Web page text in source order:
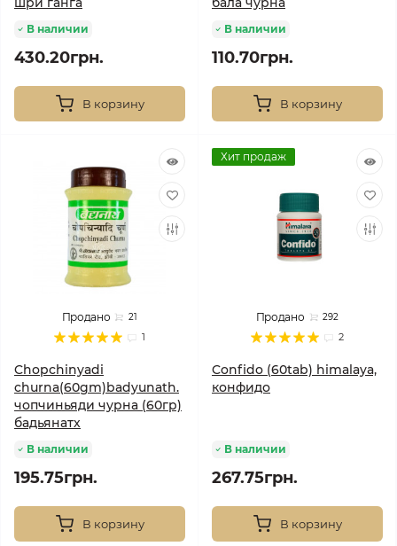
В наличии
430.20грн.
В корзину
В наличии
110.70грн.
В корзину
1
Продано 21
Chopchinyadi
churna(60gm)badyunath.
чопчиньяди чурна (60гр)
бадьянатх
В наличии
195.75грн.
В корзину
Хит продаж
2
Продано 292
Confido (60tab) himalaya,
конфидо
В наличии
267.75грн.
В корзину